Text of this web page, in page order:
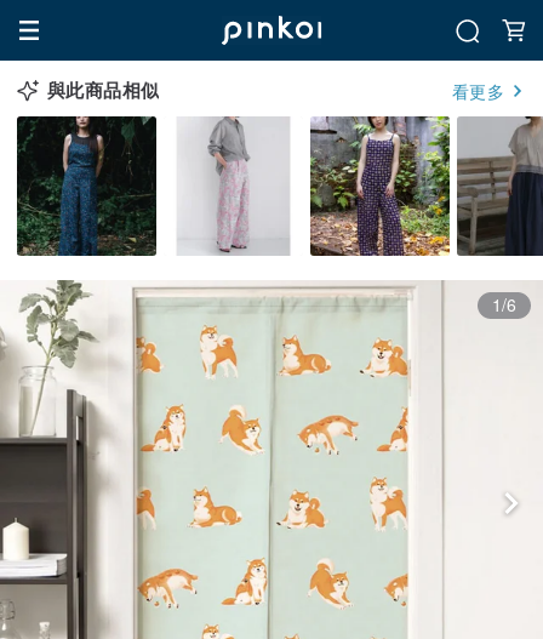
與此商品相似 看更多
1/6